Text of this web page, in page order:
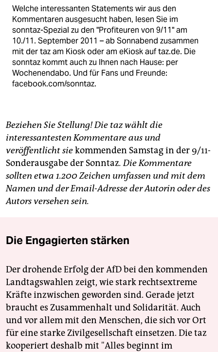
Welche interessanten Statements wir aus den
Kommentaren ausgesucht haben, lesen Sie im
sonntaz-Spezial zu den "Profiteuren von 9/11" am
10./11. September 2011 – ab Sonnabend zusammen
mit der taz am Kiosk oder am eKiosk auf taz.de. Die
sonntaz kommt auch zu Ihnen nach Hause: per
Wochenendabo. Und für Fans und Freunde:
facebook.com/sonntaz.
Beziehen Sie Stellung! Die taz wählt die
interessantesten Kommentare aus und
veröffentlicht siekommenden Samstag in der 9/11-
Sonderausgabe der Sonntaz. Die Kommentare
sollten etwa 1.200 Zeichen umfassen und mit dem
Namen und der Email-Adresse der Autorin oder des
Autors versehen sein.
Die Engagierten stärken
Der drohende Erfolg der AfD bei den kommenden
Landtagswahlen zeigt, wie stark rechtsextreme
Kräfte inzwischen geworden sind. Gerade jetzt
braucht es Zusammenhalt und Solidarität. Auch
und vor allem mit den Menschen, die sich vor Ort
für eine starke Zivilgesellschaft einsetzen. Die taz
kooperiert deshalb mit "Alles beginnt im